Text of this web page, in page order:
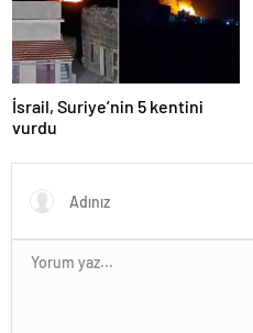
İsrail, Suriye’nin 5 kentini
vurdu